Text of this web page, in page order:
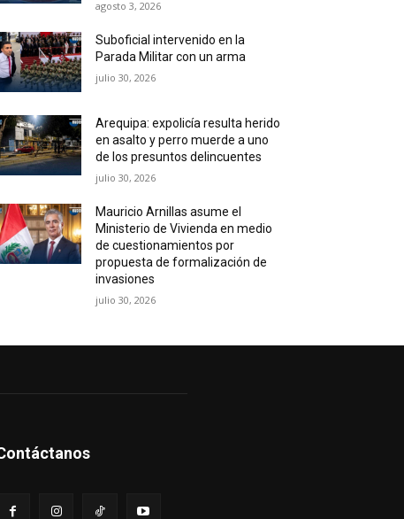
agosto 3, 2026
Suboficial intervenido en la
Parada Militar con un arma
julio 30, 2026
Arequipa: expolicía resulta herido
en asalto y perro muerde a uno
de los presuntos delincuentes
julio 30, 2026
Mauricio Arnillas asume el
Ministerio de Vivienda en medio
de cuestionamientos por
propuesta de formalización de
invasiones
julio 30, 2026